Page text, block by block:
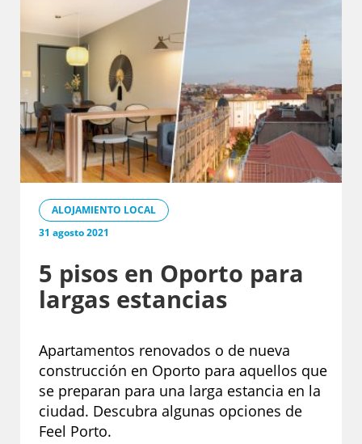
ALOJAMIENTO LOCAL
31 agosto 2021
5 pisos en Oporto para
largas estancias
Apartamentos renovados o de nueva
construcción en Oporto para aquellos que
se preparan para una larga estancia en la
ciudad. Descubra algunas opciones de
Feel Porto.